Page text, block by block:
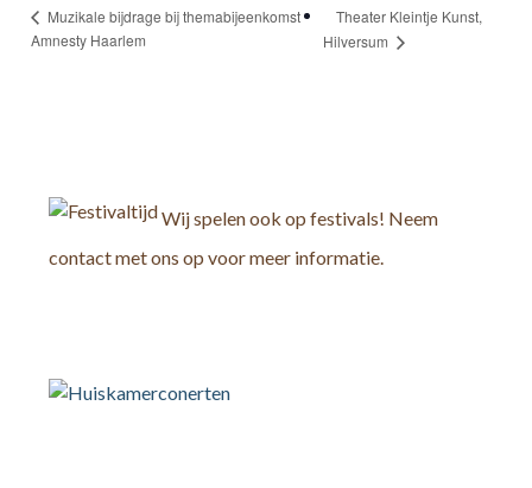
Muzikale bijdrage bij themabijeenkomst
Amnesty Haarlem
Theater Kleintje Kunst,
Hilversum
Wij spelen ook op festivals! Neem
contact met ons op voor meer informatie.